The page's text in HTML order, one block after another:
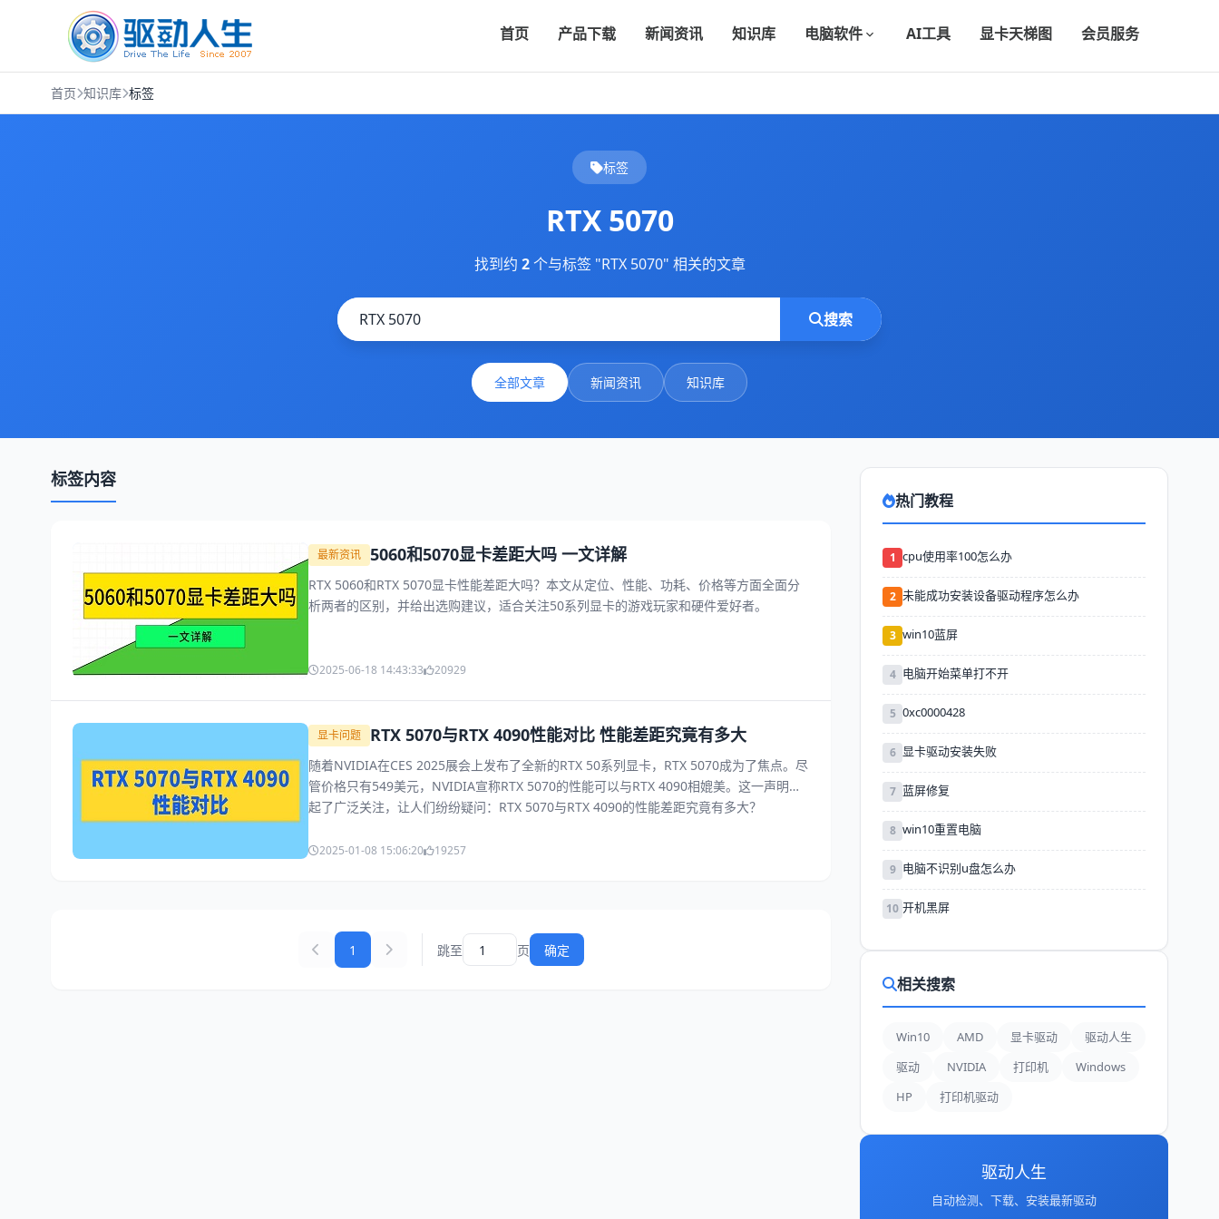
首页 产品下载 新闻资讯 知识库 电脑软件 AI工具 显卡天梯图 会员服务
首页 知识库 标签
标签
RTX 5070
找到约 2个与标签 "RTX 5070" 相关的文章
搜索
全部文章 新闻资讯 知识库
标签内容
最新资讯 5060和5070显卡差距大吗 一文详解
RTX 5060和RTX 5070显卡性能差距大吗？本文从定位、性能、功耗、价格等方面全面分
析两者的区别，并给出选购建议，适合关注50系列显卡的游戏玩家和硬件爱好者。
2025-06-18 14:43:33 20929
显卡问题 RTX 5070与RTX 4090性能对比 性能差距究竟有多大
随着NVIDIA在CES 2025展会上发布了全新的RTX 50系列显卡，RTX 5070成为了焦点。尽
管价格只有549美元，NVIDIA宣称RTX 5070的性能可以与RTX 4090相媲美。这一声明引
起了广泛关注，让人们纷纷疑问：RTX 5070与RTX 4090的性能差距究竟有多大？
2025-01-08 15:06:20 19257
1 跳至 页 确定
热门教程
1 cpu使用率100怎么办
2 未能成功安装设备驱动程序怎么办
3 win10蓝屏
4 电脑开始菜单打不开
5 0xc0000428
6 显卡驱动安装失败
7 蓝屏修复
8 win10重置电脑
9 电脑不识别u盘怎么办
10 开机黑屏
相关搜索
Win10 AMD 显卡驱动
驱动人生
驱动
NVIDIA 打印机
Windows
HP
打印机驱动
驱动人生
自动检测、下载、安装最新驱动